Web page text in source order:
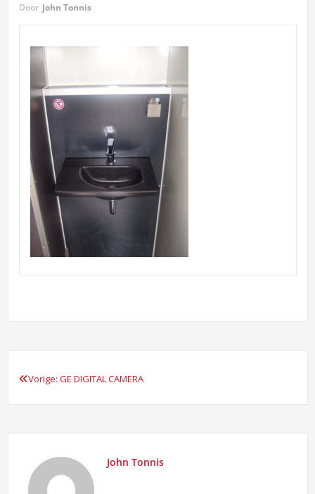
Door John Tonnis
Bericht
Vorige: GE DIGITAL CAMERA
John Tonnis